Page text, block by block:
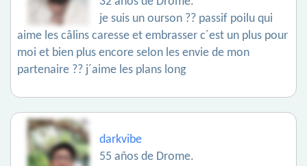
je suis un ourson ?? passif poilu qui
aime les câlins caresse et embrasser c´est un plus pour
moi et bien plus encore selon les envie de mon
partenaire ?? j´aime les plans long
darkvibe
55 años de Drome.